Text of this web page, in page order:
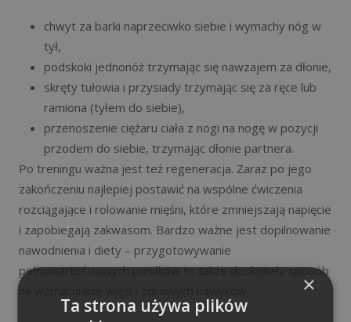
chwyt za barki naprzeciwko siebie i wymachy nóg w
tył,
podskoki jednonóż trzymając się nawzajem za dłonie,
skręty tułowia i przysiady trzymając się za ręce lub
ramiona (tyłem do siebie),
przenoszenie ciężaru ciała z nogi na nogę w pozycji
przodem do siebie, trzymając dłonie partnera.
Po treningu ważna jest też regeneracja. Zaraz po jego
zakończeniu najlepiej postawić na wspólne ćwiczenia
rozciągające i rolowanie mięśni, które zmniejszają napięcie
i zapobiegają zakwasom. Bardzo ważne jest dopilnowanie
nawodnienia i diety – przygotowywanie
pełnowartościowych posiłków to także doskonały sposób
×
Ta strona używa plików